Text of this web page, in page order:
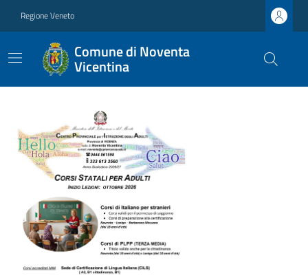
Regione Veneto
Comune di Noventa
Vicentina